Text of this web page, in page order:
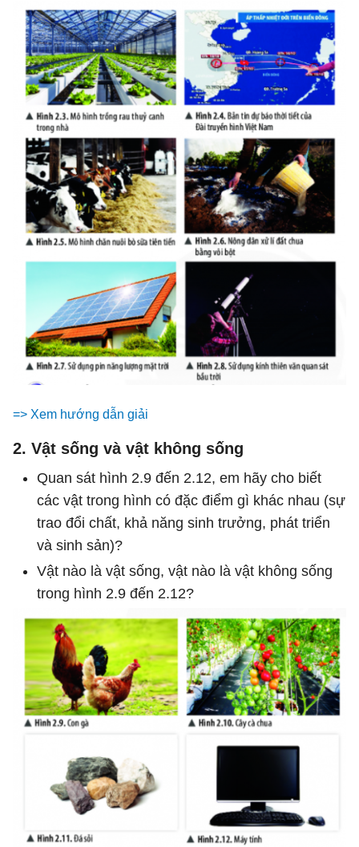
=> Xem hướng dẫn giải
2. Vật sống và vật không sống
Quan sát hình 2.9 đến 2.12, em hãy cho biết
các vật trong hình có đặc điểm gì khác nhau (sự
trao đổi chất, khả năng sinh trưởng, phát triển
và sinh sản)?
Vật nào là vật sống, vật nào là vật không sống
trong hình 2.9 đến 2.12?